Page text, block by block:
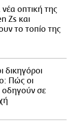
οπτική της
Zs και
το τοπίο της
δικηγόροι
Πώς οι
οδηγούν σε